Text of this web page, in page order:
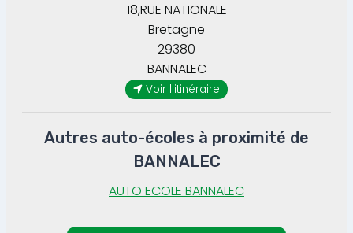
18,RUE NATIONALE
BANNALEC
Bretagne
29380
Voir l'itinéraire
Autres auto-écoles à proximité de
BANNALEC
AUTO ECOLE BANNALEC